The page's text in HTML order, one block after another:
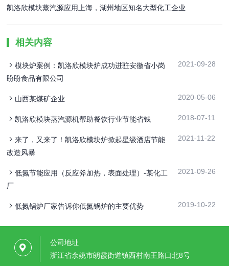
凯洛欣模块蒸汽源应用上海，湖州地区知名大型化工企业
相关内容
模块炉案例：凯洛欣模块炉成功进驻安徽省小岗
盼盼食品有限公司
2021-09-28
山西某煤矿企业 2020-05-06
凯洛欣模块蒸汽源机帮助餐饮行业节能省钱 2018-07-11
来了，又来了！凯洛欣模块炉掀起星级酒店节能
改造风暴
2021-11-22
低氮节能应用（反应斧加热，表面处理）-某化工
厂
2021-09-26
低氮锅炉厂家告诉你低氮锅炉的主要优势 2019-10-22
公司地址
浙江省余姚市朗霞街道镇西村南王路口北8号